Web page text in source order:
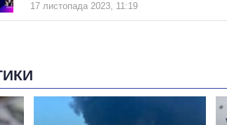
17 листопада 2023, 11:19